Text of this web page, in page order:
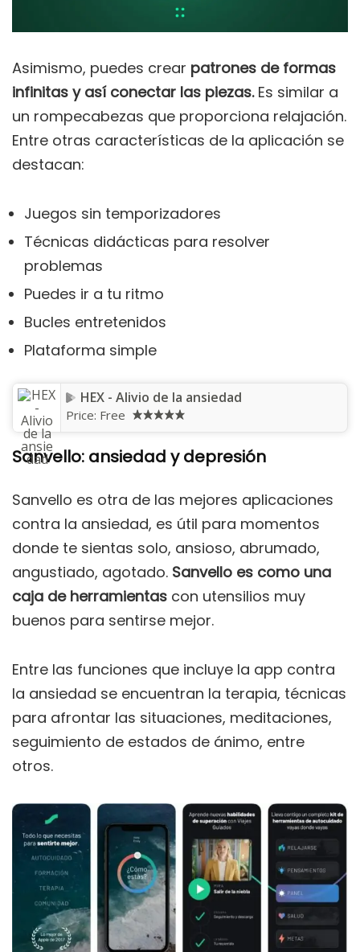
Asimismo, puedes crear patrones de formas
infinitas y así conectar las piezas.Es similar a
un rompecabezas que proporciona relajación.
Entre otras características de la aplicación se
destacan:
Juegos sin temporizadores
Técnicas didácticas para resolver
problemas
Puedes ir a tu ritmo
Bucles entretenidos
Plataforma simple
HEX - Alivio de la ansiedad
Price: Free
Sanvello: ansiedad y depresión
Sanvello es otra de las mejores aplicaciones
contra la ansiedad, es útil para momentos
donde te sientas solo, ansioso, abrumado,
angustiado, agotado. Sanvello es como una
caja de herramientas con utensilios muy
buenos para sentirse mejor.
Entre las funciones que incluye la app contra
la ansiedad se encuentran la terapia, técnicas
para afrontar las situaciones, meditaciones,
seguimiento de estados de ánimo, entre
otros.